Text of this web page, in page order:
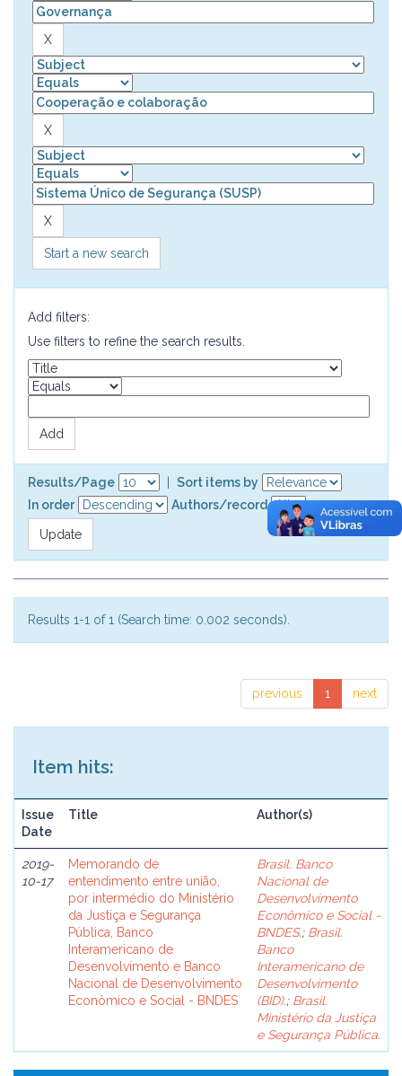
Start a new search
Add filters:
Use filters to refine the search results.
Results/Page
Sort items by
In order
Authors/record
Results 1-1 of 1 (Search time: 0.002 seconds).
previous 1 next
Item hits:
Issue
Date
Title Author(s)
2019-
10-17
Memorando de
entendimento entre união,
por intermédio do Ministério
da Justiça e Segurança
Pública, Banco
Interamericano de
Desenvolvimento e Banco
Nacional de Desenvolvimento
Econômico e Social - BNDES
Brasil. Banco
Nacional de
Desenvolvimento
Econômico e Social -
BNDES.; Brasil.
Banco
Interamericano de
Desenvolvimento
(BID).; Brasil.
Ministério da Justiça
e Segurança Pública.